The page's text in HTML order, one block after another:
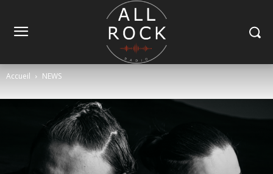
Accueil NEWS